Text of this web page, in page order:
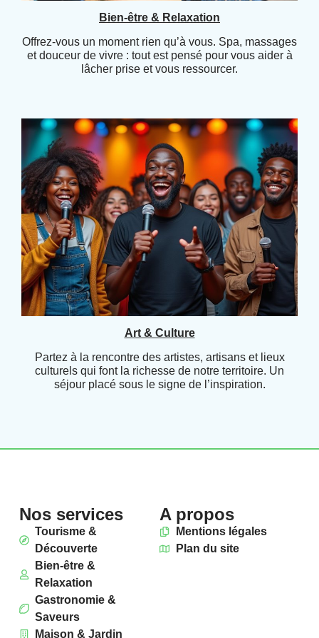
Bien-être & Relaxation
Offrez-vous un moment rien qu’à vous. Spa, massages
et douceur de vivre : tout est pensé pour vous aider à
lâcher prise et vous ressourcer.
Art & Culture
Partez à la rencontre des artistes, artisans et lieux
culturels qui font la richesse de notre territoire. Un
séjour placé sous le signe de l’inspiration.
Nos services
Tourisme &
Découverte
Bien-être &
Relaxation
Gastronomie &
Saveurs
Maison & Jardin
A propos
Mentions légales
Plan du site